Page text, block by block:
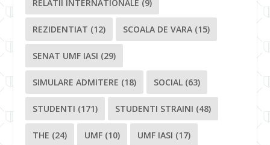
RELATII INTERNATIONALE (9)
REZIDENTIAT (12) SCOALA DE VARA (15)
SENAT UMF IASI (29)
SIMULARE ADMITERE (18) SOCIAL (63)
STUDENTI (171) STUDENTI STRAINI (48)
THE (24) UMF (10) UMF IASI (17)